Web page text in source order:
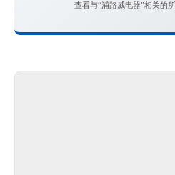
查看与“浦路威电器”相关的